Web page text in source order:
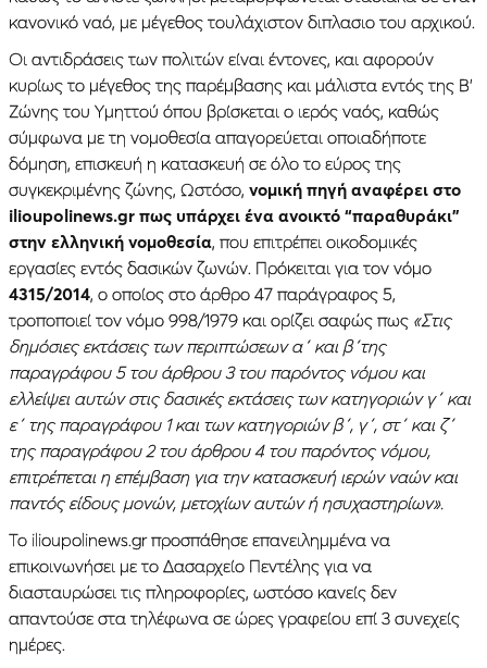
κανονικό ναό, με μέγεθος τουλάχιστον διπλασιο του αρχικού.
Οι αντιδράσεις των πολιτών είναι έντονες, και αφορούν
κυρίως το μέγεθος της παρέμβασης και μάλιστα εντός της Β’
Ζώνης του Υμηττού όπου βρίσκεται ο ιερός ναός, καθώς
σύμφωνα με τη νομοθεσία απαγορεύεται οποιαδήποτε
δόμηση, επισκευή η κατασκευή σε όλο το εύρος της
συγκεκριμένης ζώνης, Ωστόσο, νομική πηγή αναφέρει στο
ilioupolinews.gr πως υπάρχει ένα ανοικτό “παραθυράκι”
στην ελληνική νομοθεσία, που επιτρέπει οικοδομικές
εργασίες εντός δασικών ζωνών. Πρόκειται για τον νόμο
4315/2014, ο οποίος στο άρθρο 47 παράγραφος 5,
τροποποιεί τον νόμο 998/1979 και ορίζει σαφώς πως «Στις
δημόσιες εκτάσεις των περιπτώσεων α΄ και β΄της
παραγράφου 5 του άρθρου 3 του παρόντος νόμου και
ελλείψει αυτών στις δασικές εκτάσεις των κατηγοριών γ΄ και
ε΄ της παραγράφου 1 και των κατηγοριών β΄, γ΄, στ΄ και ζ΄
της παραγράφου 2 του άρθρου 4 του παρόντος νόμου,
επιτρέπεται η επέμβαση για την κατασκευή ιερών ναών και
παντός είδους μονών, μετοχίων αυτών ή ησυχαστηρίων».
Το ilioupolinews.gr προσπάθησε επανειλημμένα να
επικοινωνήσει με το Δασαρχείο Πεντέλης για να
διασταυρώσει τις πληροφορίες, ωστόσο κανείς δεν
απαντούσε στα τηλέφωνα σε ώρες γραφείου επί 3 συνεχείς
ημέρες.